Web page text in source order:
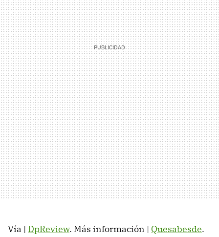
Vía | DpReview. Más información | Quesabesde.